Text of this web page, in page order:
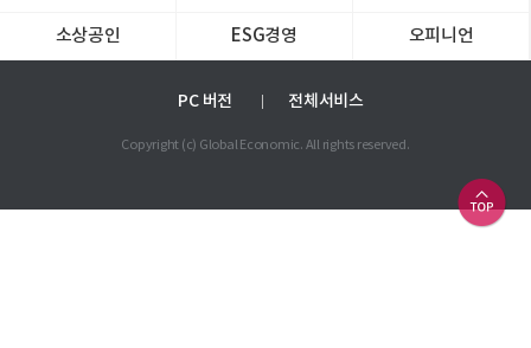
소상공인 ESG경영 오피니언
PC 버전 전체서비스
Copyright (c) Global Economic. All rights reserved.